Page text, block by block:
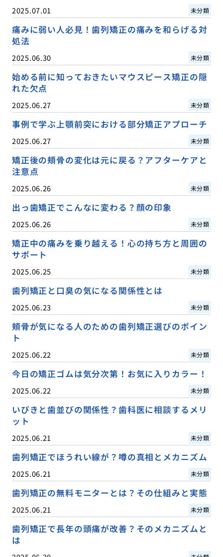
2025.07.01 未分類
痛みに弱い人必見！歯列矯正の痛みを和らげる対
処法
2025.06.30 未分類
始める前に知っておきたいマウスピース矯正の隠
れた欠点
2025.06.27 未分類
事例で学ぶ上顎前突における部分矯正アプローチ
2025.06.27 未分類
矯正後の頬骨の変化は元に戻る？アフターケアと
注意点
2025.06.26 未分類
出っ歯矯正でこんなに変わる？顔の印象
2025.06.26 未分類
矯正中の痛みを乗り越える！心の持ち方と周囲の
サポート
2025.06.25 未分類
歯列矯正と口臭の気になる関係性とは
2025.06.23 未分類
頬骨が気になる人のための歯列矯正選びのポイン
ト
2025.06.22 未分類
今日の矯正ゴムは気分次第！お気に入りカラー！
2025.06.22 未分類
いびきと歯並びの関係性？歯科医に相談するメリ
ット
2025.06.21 未分類
歯列矯正でほうれい線が？噂の真相とメカニズム
2025.06.21 未分類
歯列矯正の無料モニターとは？その仕組みと実態
2025.06.21 未分類
歯列矯正で長年の頭痛が改善？そのメカニズムと
は